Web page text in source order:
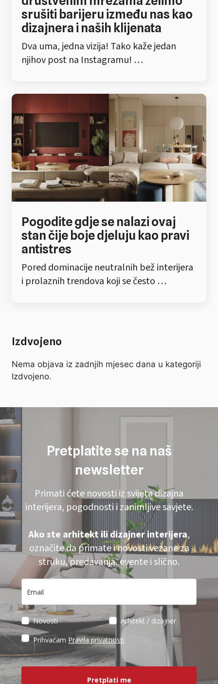
srušiti barijeru između nas kao
dizajnera i naših klijenata
Dva uma, jedna vizija! Tako kaže jedan
njihov post na Instagramu! …
Pogodite gdje se nalazi ovaj
stan čije boje djeluju kao pravi
antistres
Pored dominacije neutralnih bež interijera
i prolaznih trendova koji se često …
Izdvojeno
Nema objava iz zadnjih mjesec dana u kategoriji
Izdvojeno.
Pretplatite se na naš
newsletter
Primati ćete novosti iz svijeta dizajna
interijera, pogodnosti i zanimljive savjete.
Ako ste arhitekt ili dizajner interijera,
označite da primate i novosti vezane za
struku, predavanja, evente i slično.
Novosti Arhitekt / dizajner
Prihvaćam Pravila privatnosti
Pretplati me